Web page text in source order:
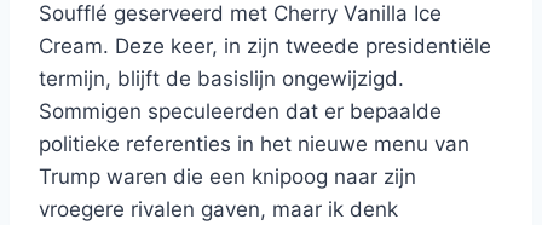
Soufflé geserveerd met Cherry Vanilla Ice
Cream. Deze keer, in zijn tweede presidentiële
termijn, blijft de basislijn ongewijzigd.
Sommigen speculeerden dat er bepaalde
politieke referenties in het nieuwe menu van
Trump waren die een knipoog naar zijn
vroegere rivalen gaven, maar ik denk